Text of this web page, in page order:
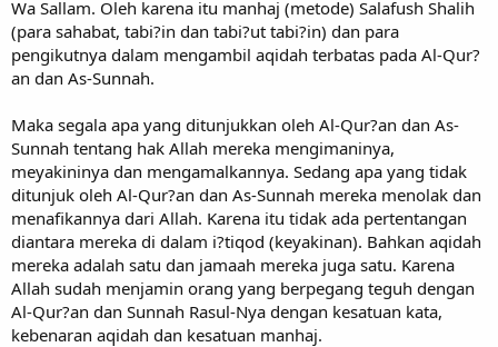
Wa Sallam. Oleh karena itu manhaj (metode) Salafush Shalih
(para sahabat, tabi?in dan tabi?ut tabi?in) dan para
pengikutnya dalam mengambil aqidah terbatas pada Al-Qur?
an dan As-Sunnah.
Maka segala apa yang ditunjukkan oleh Al-Qur?an dan As-
Sunnah tentang hak Allah mereka mengimaninya,
meyakininya dan mengamalkannya. Sedang apa yang tidak
ditunjuk oleh Al-Qur?an dan As-Sunnah mereka menolak dan
menafikannya dari Allah. Karena itu tidak ada pertentangan
diantara mereka di dalam i?tiqod (keyakinan). Bahkan aqidah
mereka adalah satu dan jamaah mereka juga satu. Karena
Allah sudah menjamin orang yang berpegang teguh dengan
Al-Qur?an dan Sunnah Rasul-Nya dengan kesatuan kata,
kebenaran aqidah dan kesatuan manhaj.